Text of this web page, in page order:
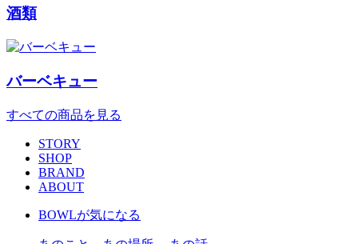
酒類
バーベキュー
すべての商品を見る
STORY
SHOP
BRAND
ABOUT
BOWLが気になる